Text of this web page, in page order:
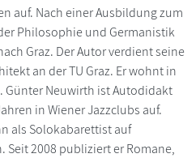
auf. Nach einer Ausbildung zum
Philosophie und Germanistik
Graz. Der Autor verdient seine
an der TU Graz. Er wohnt in
Günter Neuwirth ist Autodidakt
in Wiener Jazzclubs auf.
als Solokabarettist auf
2008 publiziert er Romane,